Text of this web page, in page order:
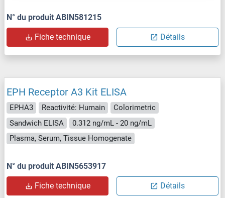
N° du produit ABIN581215
Fiche technique Détails
EPH Receptor A3 Kit ELISA
EPHA3 Reactivité: Humain
Colorimetric
Sandwich ELISA
0.312 ng/mL - 20 ng/mL
Plasma, Serum, Tissue Homogenate
N° du produit ABIN5653917
Fiche technique Détails